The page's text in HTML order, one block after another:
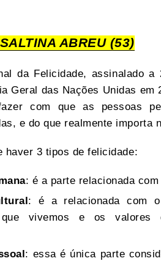
ABREU (53)
da Felicidade, assinalado
Geral das Nações Unidas em
com que as pessoas
e do que realmente importa
haver 3 tipos de felicidade:
: é a parte relacionada
: é a relacionada com
vivemos e os valores
: essa é única parte